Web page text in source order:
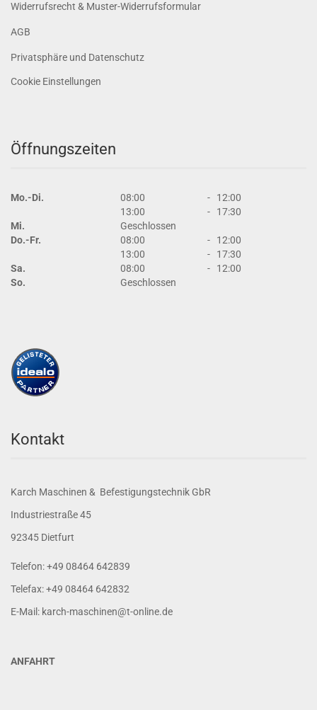
Widerrufsrecht & Muster-Widerrufsformular
AGB
Privatsphäre und Datenschutz
Cookie Einstellungen
Öffnungszeiten
Mo.-Di. 08:00 -
12:00
13:00
-
17:30
Mi.
Geschlossen
Do.-Fr.
08:00 -
12:00
13:00
-
17:30
Sa.
08:00 -
12:00
So.
Geschlossen
Kontakt
Karch Maschinen & Befestigungstechnik GbR
Industriestraße 45
92345 Dietfurt
Telefon: +49 08464 642839
Telefax: +49 08464 642832
E-Mail: karch-maschinen@t-online.de
ANFAHRT